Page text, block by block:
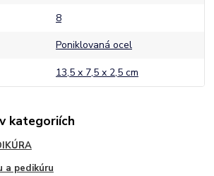
8
Poniklovaná ocel
13,5 x 7,5 x 2,5 cm
kategoriích
a pedikúru